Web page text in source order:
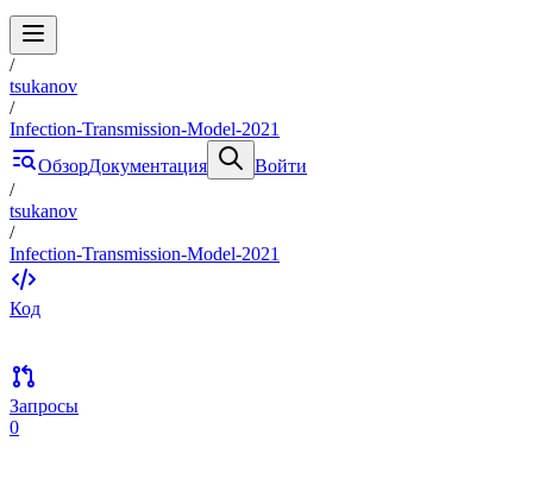
/
tsukanov
/
Infection-Transmission-Model-2021
ОбзорДокументация
Войти
/
tsukanov
/
Infection-Transmission-Model-2021
Код
Запросы
0